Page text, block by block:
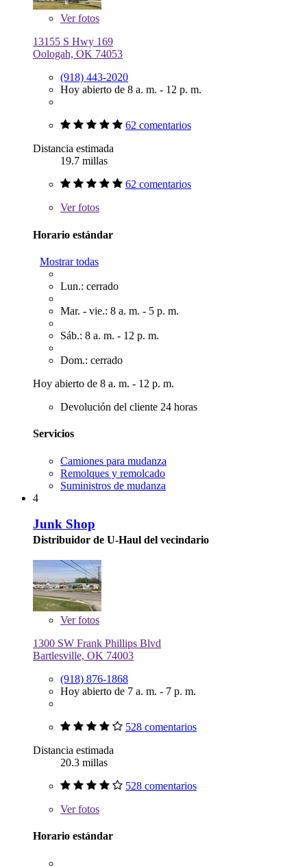
Verfotos
13155 S Hwy 169
Oologah, OK 74053
(918) 443-2020
Hoy abierto de 8 a. m. - 12 p. m.
62 comentarios
Distancia estimada
19.7 millas
62 comentarios
Verfotos
Horario estándar
Mostrar todas
Lun.: cerrado
Mar. - vie.: 8 a. m. - 5 p. m.
Sáb.: 8 a. m. - 12 p. m.
Dom.: cerrado
Hoy abierto de 8 a. m. - 12 p. m.
Devolución del cliente 24 horas
Servicios
Camiones para mudanza
Remolques y remolcado
Suministros de mudanza
4
Junk Shop
Distribuidor de U-Haul del vecindario
Verfotos
1300 SW Frank Phillips Blvd
Bartlesville, OK 74003
(918) 876-1868
Hoy abierto de 7 a. m. - 7 p. m.
528 comentarios
Distancia estimada
20.3 millas
528 comentarios
Verfotos
Horario estándar